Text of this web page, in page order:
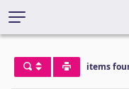
items